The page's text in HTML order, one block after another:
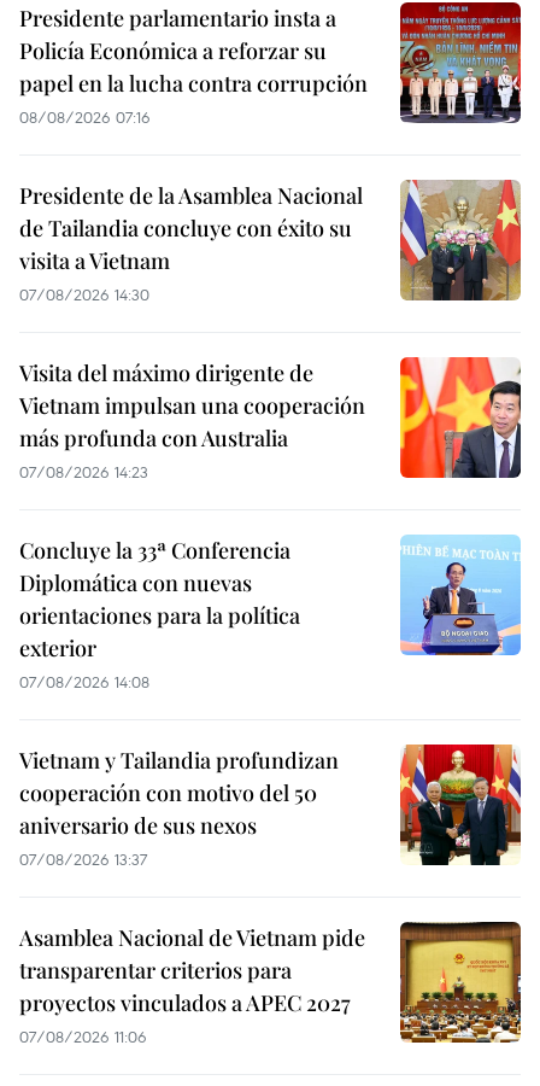
Presidente parlamentario insta a
Policía Económica a reforzar su
papel en la lucha contra corrupción
08/08/2026 07:16
Presidente de la Asamblea Nacional
de Tailandia concluye con éxito su
visita a Vietnam
07/08/2026 14:30
Visita del máximo dirigente de
Vietnam impulsan una cooperación
más profunda con Australia
07/08/2026 14:23
Concluye la 33ª Conferencia
Diplomática con nuevas
orientaciones para la política
exterior
07/08/2026 14:08
Vietnam y Tailandia profundizan
cooperación con motivo del 50
aniversario de sus nexos
07/08/2026 13:37
Asamblea Nacional de Vietnam pide
transparentar criterios para
proyectos vinculados a APEC 2027
07/08/2026 11:06